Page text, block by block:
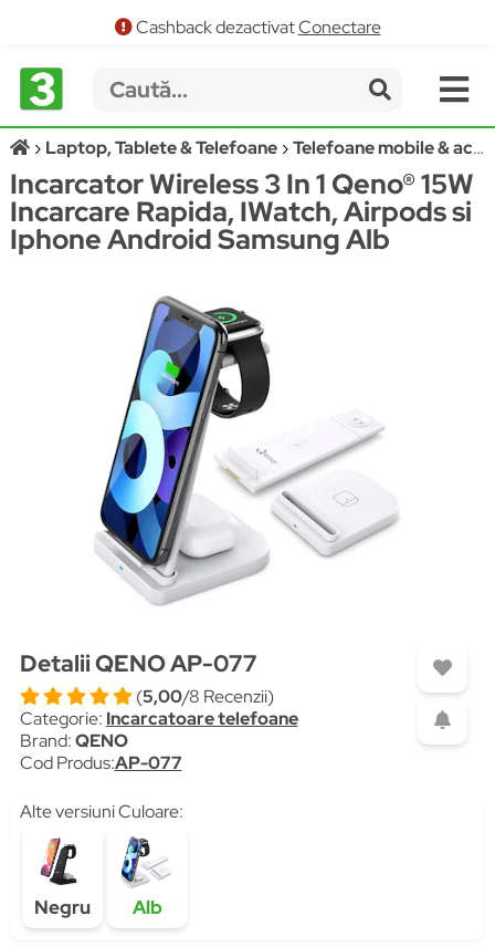
Cashback dezactivatConectare
Laptop, Tablete & Telefoane Telefoane mobile & accesorii
Incarcator Wireless 3 In 1 Qeno® 15W
Incarcare Rapida, IWatch, Airpods si
Iphone Android Samsung Alb
Detalii QENO AP-077
(5,00/8 Recenzii)
Categorie: Incarcatoare telefoane
Brand:QENO
Cod Produs:AP-077
Alte versiuni Culoare:
Negru Alb